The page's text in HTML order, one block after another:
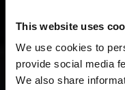
This website uses
We use cookies to
provide social media
We also share